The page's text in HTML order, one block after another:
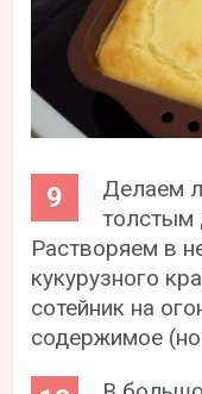
Делаем
толстым
Растворяем в
кукурузного
сотейник на
содержимое